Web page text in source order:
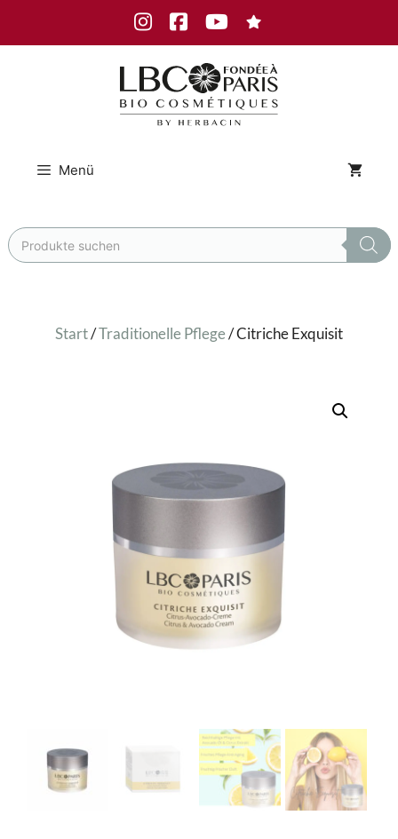
InstagramFacebookYoutube
Menü
Products
search
Start/Traditionelle Pflege/ Citriche Exquisit